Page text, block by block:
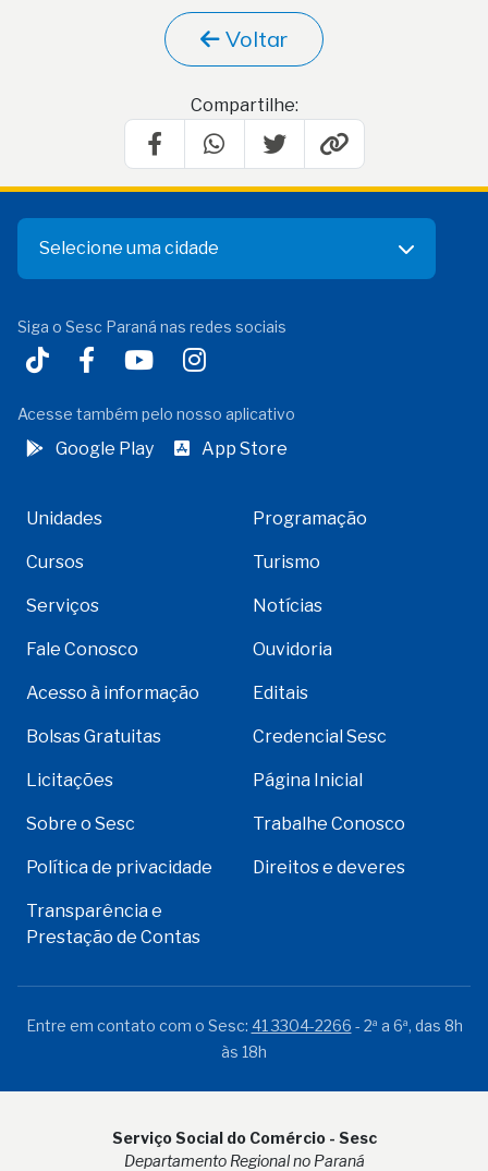
Voltar
Compartilhe:
Selecione uma cidade
Siga o Sesc Paraná nas redes sociais
Acesse também pelo nosso aplicativo
Google Play App Store
Unidades Programação
Cursos Turismo
Serviços Notícias
Fale Conosco Ouvidoria
Acesso à informação Editais
Bolsas Gratuitas Credencial Sesc
Licitações Página Inicial
Sobre o Sesc Trabalhe Conosco
Política de privacidade Direitos e deveres
Transparência e
Prestação de Contas
Entre em contato com o Sesc: 41 3304-2266 - 2ª a 6ª, das 8h
às 18h
Serviço Social do Comércio - Sesc
Departamento Regional no Paraná